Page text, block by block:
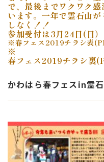
で、最後までワクワク
います。一年で霊石山
しなく！！
参加受付は3月24日(日
※春フェス2019チラシ表
※
春フェス2019チラシ裏
かわはら春フェスin霊